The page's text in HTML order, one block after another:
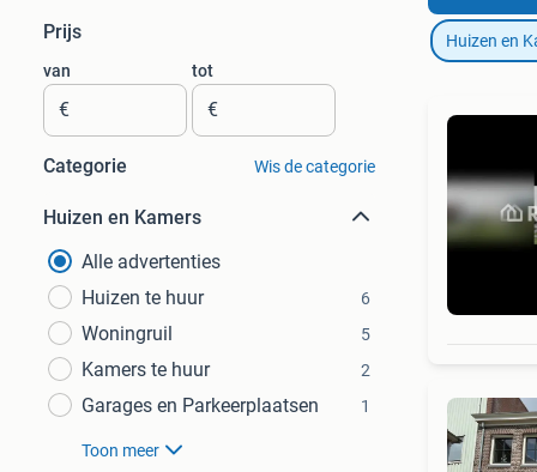
Prijs
van
€
tot
€
Categorie Wis de categorie
Huizen en Kamers
Alle advertenties
Huizen te huur
6
Woningruil 5
Kamers te huur 2
Garages en Parkeerplaatsen 1
Toon meer
Huizen en